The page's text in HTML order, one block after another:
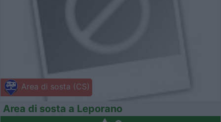
Area di sosta (CS)
Area di sosta a Leporano